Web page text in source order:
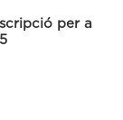
per a